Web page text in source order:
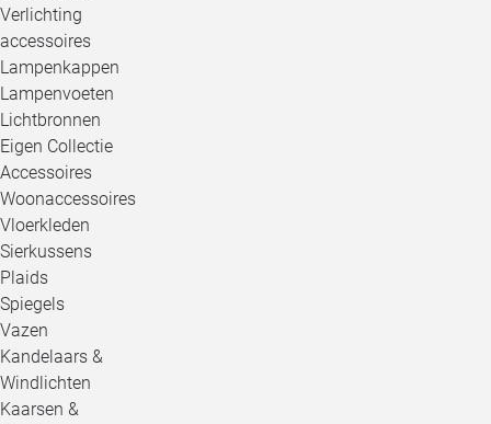
Verlichting
accessoires
Lampenkappen
Lampenvoeten
Lichtbronnen
Eigen Collectie
Accessoires
Woonaccessoires
Vloerkleden
Sierkussens
Plaids
Spiegels
Vazen
Kandelaars &
Windlichten
Kaarsen &